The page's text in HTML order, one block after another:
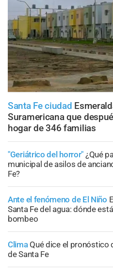
Santa Fe ciudad
Suramericana que
hogar de 346 familias
"Geriátrico del horror" ¿Qué
municipal de asilos de
Fe?
Ante el fenómeno de El Niño
Santa Fe del agua: dónde
bombeo
Clima Qué dice el pronóstico
de Santa Fe